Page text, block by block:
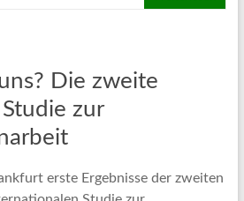
Die zweite
zur
erste Ergebnisse der zweiten